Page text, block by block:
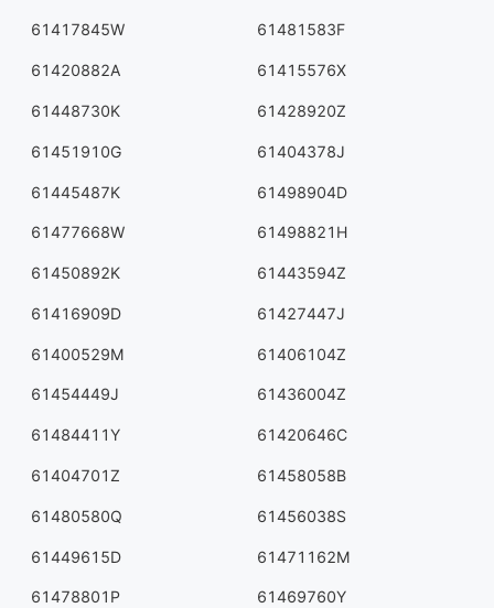
61417845W 61481583F
61420882A 61415576X
61448730K 61428920Z
61451910G 61404378J
61445487K 61498904D
61477668W 61498821H
61450892K 61443594Z
61416909D 61427447J
61400529M 61406104Z
61454449J 61436004Z
61484411Y 61420646C
61404701Z 61458058B
61480580Q 61456038S
61449615D 61471162M
61478801P 61469760Y